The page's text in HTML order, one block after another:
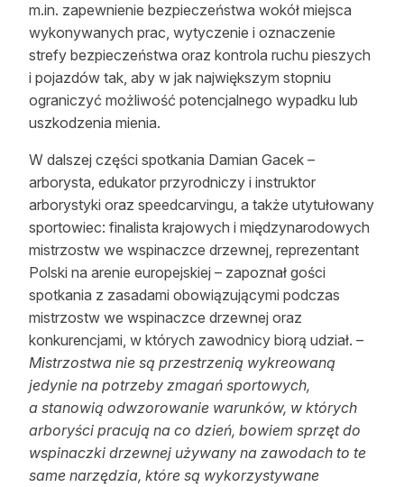
m.in. zapewnienie bezpieczeństwa wokół miejsca
wykonywanych prac, wytyczenie i oznaczenie
strefy bezpieczeństwa oraz kontrola ruchu pieszych
i pojazdów tak, aby w jak największym stopniu
ograniczyć możliwość potencjalnego wypadku lub
uszkodzenia mienia.
W dalszej części spotkania Damian Gacek –
arborysta, edukator przyrodniczy i instruktor
arborystyki oraz speedcarvingu, a także utytułowany
sportowiec: finalista krajowych i międzynarodowych
mistrzostw we wspinaczce drzewnej, reprezentant
Polski na arenie europejskiej – zapoznał gości
spotkania z zasadami obowiązującymi podczas
mistrzostw we wspinaczce drzewnej oraz
konkurencjami, w których zawodnicy biorą udział. –
Mistrzostwa nie są przestrzenią wykreowaną
jedynie na potrzeby zmagań sportowych,
a stanowią odwzorowanie warunków, w których
arboryści pracują na co dzień, bowiem sprzęt do
wspinaczki drzewnej używany na zawodach to te
same narzędzia, które są wykorzystywane